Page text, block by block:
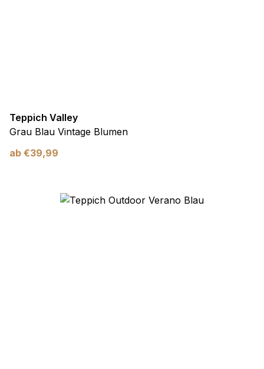
Teppich Valley
Grau Blau Vintage Blumen
ab €39,99